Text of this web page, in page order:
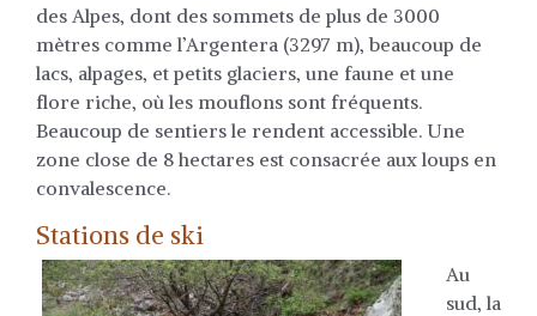
des Alpes, dont des sommets de plus de 3000
mètres comme l’Argentera (3297 m), beaucoup de
lacs, alpages, et petits glaciers, une faune et une
flore riche, où les mouflons sont fréquents.
Beaucoup de sentiers le rendent accessible. Une
zone close de 8 hectares est consacrée aux loups en
convalescence.
Stations de ski
Au
sud, la